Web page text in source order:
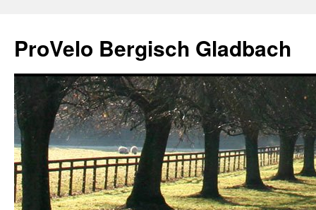
springen
ProVelo Bergisch Gladbach